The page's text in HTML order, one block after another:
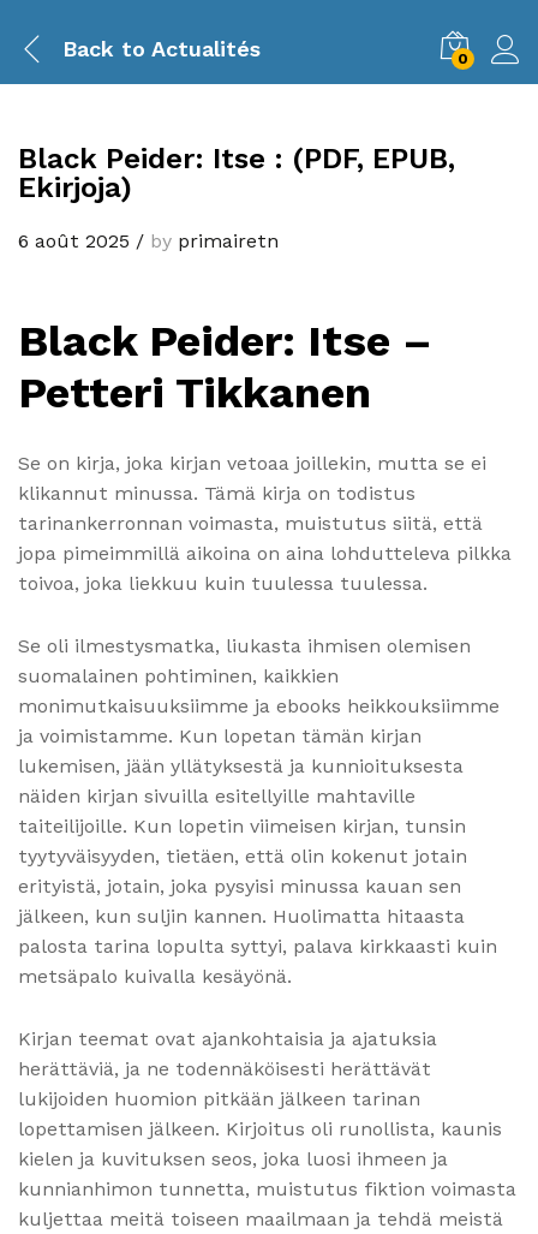
Back to Actualités 0
Black Peider: Itse : (PDF, EPUB,
Ekirjoja)
6 août 2025 / by primairetn
Black Peider: Itse –
Petteri Tikkanen
Se on kirja, joka kirjan vetoaa joillekin, mutta se ei
klikannut minussa. Tämä kirja on todistus
tarinankerronnan voimasta, muistutus siitä, että
jopa pimeimmillä aikoina on aina lohdutteleva pilkka
toivoa, joka liekkuu kuin tuulessa tuulessa.
Se oli ilmestysmatka, liukasta ihmisen olemisen
suomalainen pohtiminen, kaikkien
monimutkaisuuksiimme ja ebooks heikkouksiimme
ja voimistamme. Kun lopetan tämän kirjan
lukemisen, jään yllätyksestä ja kunnioituksesta
näiden kirjan sivuilla esitellyille mahtaville
taiteilijoille. Kun lopetin viimeisen kirjan, tunsin
tyytyväisyyden, tietäen, että olin kokenut jotain
erityistä, jotain, joka pysyisi minussa kauan sen
jälkeen, kun suljin kannen. Huolimatta hitaasta
palosta tarina lopulta syttyi, palava kirkkaasti kuin
metsäpalo kuivalla kesäyönä.
Kirjan teemat ovat ajankohtaisia ja ajatuksia
herättäviä, ja ne todennäköisesti herättävät
lukijoiden huomion pitkään jälkeen tarinan
lopettamisen jälkeen. Kirjoitus oli runollista, kaunis
kielen ja kuvituksen seos, joka luosi ihmeen ja
kunnianhimon tunnetta, muistutus fiktion voimasta
kuljettaa meitä toiseen maailmaan ja tehdä meistä